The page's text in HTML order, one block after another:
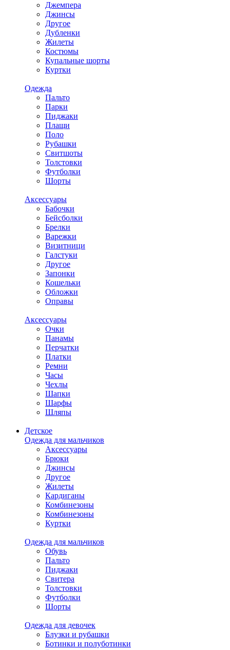
Джемпера
Джинсы
Другое
Дубленки
Жилеты
Костюмы
Купальные шорты
Куртки
Одежда
Пальто
Парки
Пиджаки
Плащи
Поло
Рубашки
Свитшоты
Толстовки
Футболки
Шорты
Аксессуары
Бабочки
Бейсболки
Брелки
Варежки
Визитници
Галстуки
Другое
Запонки
Кошельки
Обложки
Оправы
Аксессуары
Очки
Панамы
Перчатки
Платки
Ремни
Часы
Чехлы
Шапки
Шарфы
Шляпы
Детское
Одежда для мальчиков
Аксессуары
Брюки
Джинсы
Другое
Жилеты
Кардиганы
Комбинезоны
Комбинезоны
Куртки
Одежда для мальчиков
Обувь
Пальто
Пиджаки
Свитера
Толстовки
Футболки
Шорты
Одежда для девочек
Блузки и рубашки
Ботинки и полуботинки